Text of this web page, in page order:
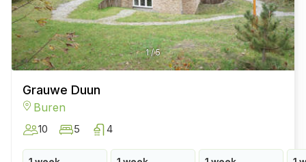
1/5
Grauwe Duun
Buren
10 5 4